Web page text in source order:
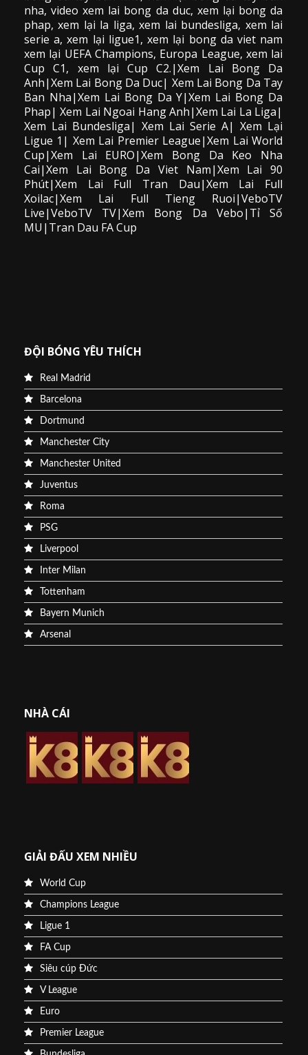
nha,video xem lai bong da duc, xem lại bong da
phap, xem lại la liga, xem lai bundesliga, xem lai
serie a, xem lại ligue1, xem lại bong da viet nam
xem lại UEFA Champions, Europa League, xem lai
Cup C1, xem lại Cup C2.|Xem Lai Bong Da
Anh|Xem Lai Bong Da Duc| Xem Lai Bong Da Tay
Ban Nha|Xem Lai Bong Da Y|Xem Lai Bong Da
Phap| Xem Lai Ngoai Hang Anh|Xem Lai La Liga|
Xem Lai Bundesliga| Xem Lai Serie A| Xem Lại
Ligue 1| Xem Lai Premier League|Xem Lai World
Cup|Xem Lai EURO|Xem Bong Da Keo Nha
Cai|Xem Lai Bong Da Viet Nam|Xem Lai 90
Phút|Xem Lai Full Tran Dau|Xem Lai Full
Xoilac|Xem Lai Full Tieng Ruoi|VeboTV
Live|VeboTV TV|Xem Bong Da Vebo|Tỉ Số
MU|Tran Dau FA Cup
ĐỘI BÓNG YÊU THÍCH
Real Madrid
Barcelona
Dortmund
Manchester City
Manchester United
Juventus
Roma
PSG
Liverpool
Inter Milan
Tottenham
Bayern Munich
Arsenal
NHÀ CÁI
GIẢI ĐẤU XEM NHIỀU
World Cup
Champions League
Ligue 1
FA Cup
Siêu cúp Đức
V League
Euro
Premier League